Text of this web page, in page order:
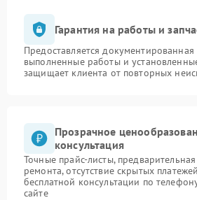
Гарантия на работы и
Предоставляется документированная
выполненные работы и
защищает клиента от повторных
Прозрачное
консультация
Точные прайс-листы,
ремонта, отсутствие скрытых
бесплатной консультации по
сайте